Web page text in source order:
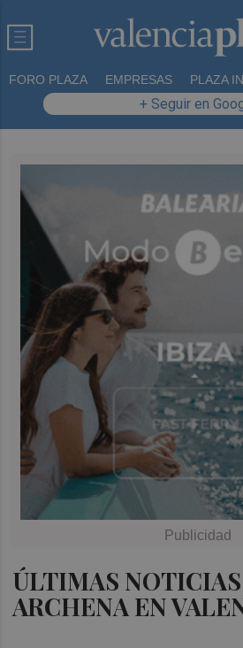
FORO PLAZA EMPRESAS PLAZA
+ Seguir en
ÚLTIMAS
ARCHENA EN